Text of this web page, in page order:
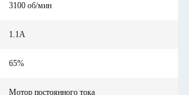
3100 об/мин
1.1А
65%
Мотор постоянного тока